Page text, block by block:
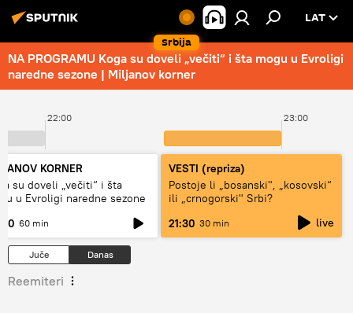
Srbija
LAT
NA PROGRAMU Koga su doveli „večiti“ i šta mogu u Evroligi
naredne sezone | Miljanov korner
22:00 23:00
KORNER
su doveli „večiti“ i šta
u Evroligi naredne sezone
60 min
VESTI (repriza)
Postoje li „bosanski", „kosovski“
ili „crnogorski" Srbi?
21:30 30 min live
Juče Danas
Reemiteri